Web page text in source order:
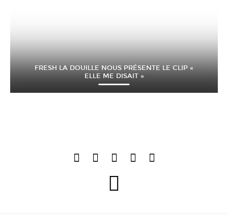
FRESH LA DOUILLE NOUS PRÉSENTE LE CLIP «
ELLE ME DISAIT »